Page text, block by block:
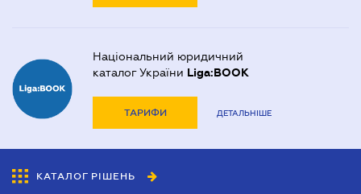
Національний юридичний
каталог України Liga:BOOK
ТАРИФИ ДЕТАЛЬНІШЕ
КАТАЛОГ РІШЕНЬ